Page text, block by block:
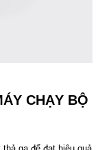
CHẠY BỘ